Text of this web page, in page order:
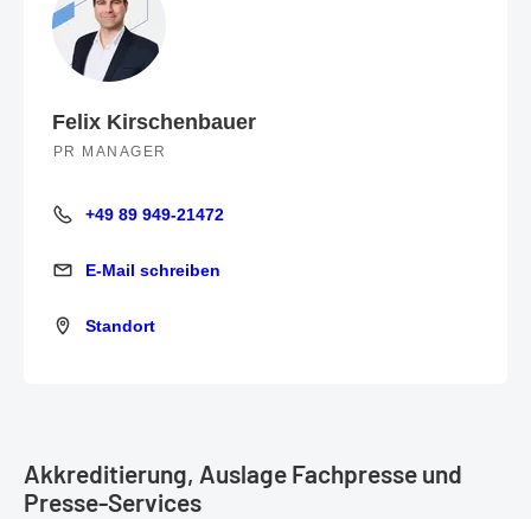
Felix Kirschenbauer
PR MANAGER
+49 89 949-21472
+49 89 949-21472
E-Mail schreiben
E-Mail schreiben
Standort
Standort
Akkreditierung, Auslage Fachpresse und
Presse-Services